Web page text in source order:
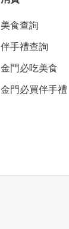
美食查詢
伴手禮查詢
金門必吃美食
金門必買伴手禮